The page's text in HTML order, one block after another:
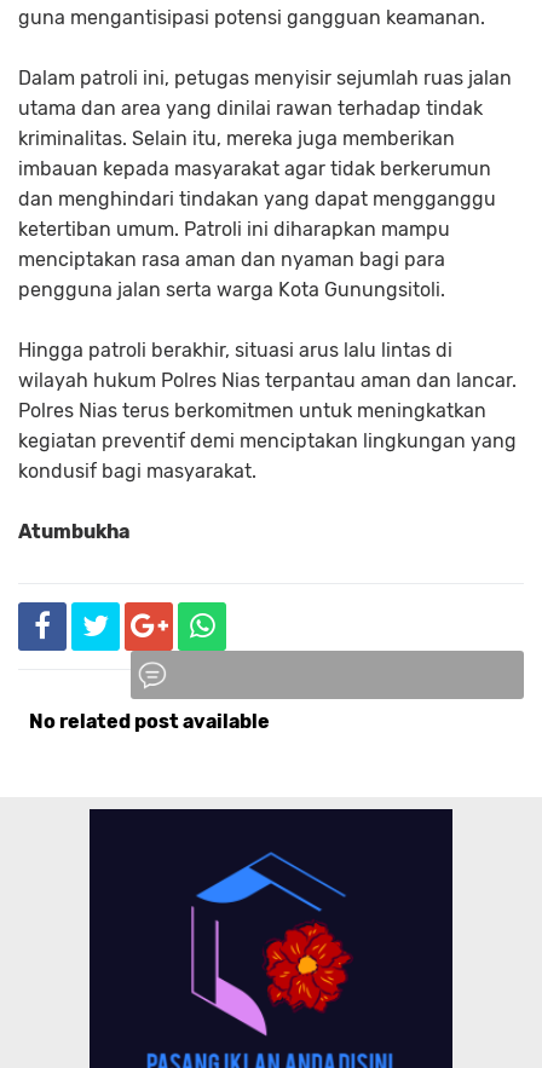
guna mengantisipasi potensi gangguan keamanan.
Dalam patroli ini, petugas menyisir sejumlah ruas jalan
utama dan area yang dinilai rawan terhadap tindak
kriminalitas. Selain itu, mereka juga memberikan
imbauan kepada masyarakat agar tidak berkerumun
dan menghindari tindakan yang dapat mengganggu
ketertiban umum. Patroli ini diharapkan mampu
menciptakan rasa aman dan nyaman bagi para
pengguna jalan serta warga Kota Gunungsitoli.
Hingga patroli berakhir, situasi arus lalu lintas di
wilayah hukum Polres Nias terpantau aman dan lancar.
Polres Nias terus berkomitmen untuk meningkatkan
kegiatan preventif demi menciptakan lingkungan yang
kondusif bagi masyarakat.
Atumbukha
No related post available